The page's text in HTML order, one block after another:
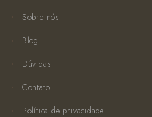
Sobre nós
Blog
Dúvidas
Contato
Política de privacidade